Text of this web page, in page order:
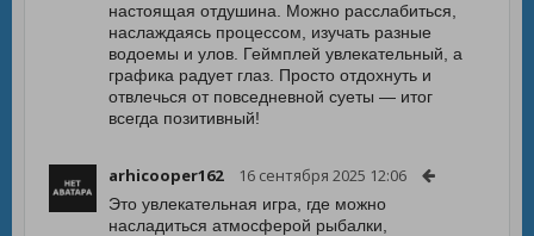
настоящая отдушина. Можно расслабиться,
наслаждаясь процессом, изучать разные
водоемы и улов. Геймплей увлекательный, а
графика радует глаз. Просто отдохнуть и
отвлечься от повседневной суеты — итог
всегда позитивный!
arhicooper162 16 сентября 2025 12:06
Это увлекательная игра, где можно
насладиться атмосферой рыбалки,